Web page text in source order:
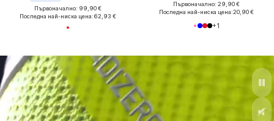
Първоначално: 99,90 €
Последна най-ниска цена:62,93 €
Първоначално: 29,90 €
Последна най-ниска цена:20,90 €
+1